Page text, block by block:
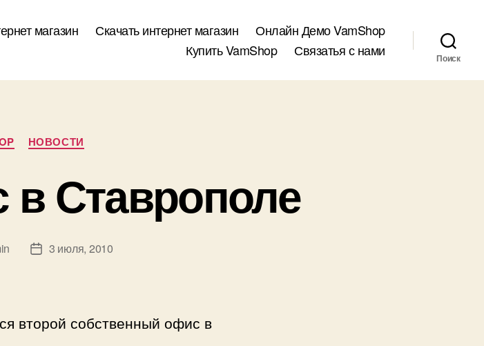
магазин Скачать интернет магазин
Онлайн Демо VamShop
Купить VamShop
Связатья с нами Поиск
Рубрики
НОВОСТИ
Ставрополе
Дата3 июля, 2010
второй собственный офис в